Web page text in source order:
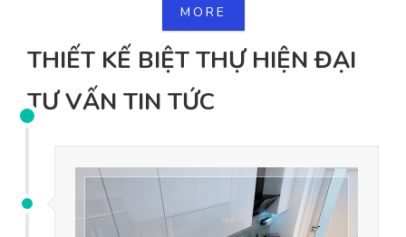
MORE
THIẾT KẾ BIỆT THỰ HIỆN ĐẠI
TƯ VẤN TIN TỨC